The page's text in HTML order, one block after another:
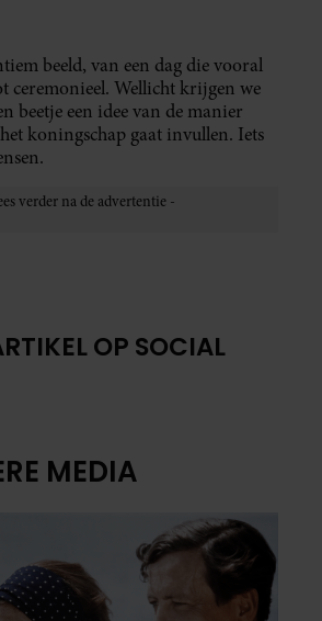
beeld, van een dag die vooral
ceremonieel. Wellicht krijgen we
beetje een idee van de manier
koningschap gaat invullen. Iets
OP SOCIAL
MEDIA